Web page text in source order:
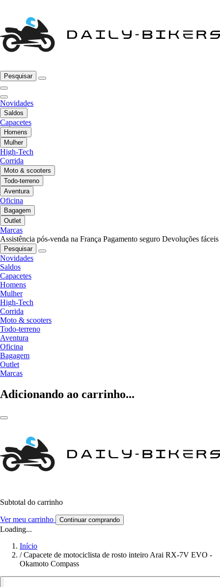
Pesquisar
Novidades
Saldos
Capacetes
Homens
Mulher
High-Tech
Corrida
Moto & scooters
Todo-terreno
Aventura
Oficina
Bagagem
Outlet
Marcas
Assistência pós-venda na França Pagamento seguro Devoluções fáceis
Pesquisar
Novidades
Saldos
Capacetes
Homens
Mulher
High-Tech
Corrida
Moto & scooters
Todo-terreno
Aventura
Oficina
Bagagem
Outlet
Marcas
Adicionando ao carrinho...
Subtotal do carrinho
Ver meu carrinho Continuar comprando
Loading...
Início
/ Capacete de motociclista de rosto inteiro Arai RX-7V EVO -
Okamoto Compass